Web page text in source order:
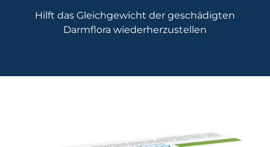
Hilft das Gleichgewicht der geschädigten
Darmflora wiederherzustellen